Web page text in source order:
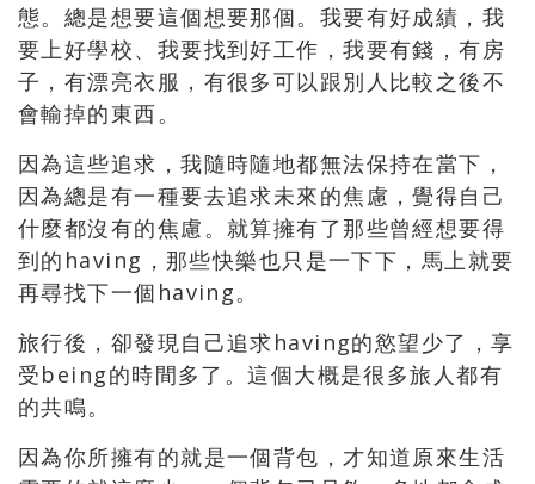
態。總是想要這個想要那個。我要有好成績，我
要上好學校、我要找到好工作，我要有錢，有房
子，有漂亮衣服，有很多可以跟別人比較之後不
會輸掉的東西。
因為這些追求，我隨時隨地都無法保持在當下，
因為總是有一種要去追求未來的焦慮，覺得自己
什麼都沒有的焦慮。就算擁有了那些曾經想要得
到的having，那些快樂也只是一下下，馬上就要
再尋找下一個having。
旅行後，卻發現自己追求having的慾望少了，享
受being的時間多了。這個大概是很多旅人都有
的共鳴。
因為你所擁有的就是一個背包，才知道原來生活